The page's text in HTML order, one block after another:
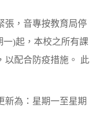
張，音專按教育局停
一)起，本校之所有課
以配合防疫措施。 此
新為：星期一至星期